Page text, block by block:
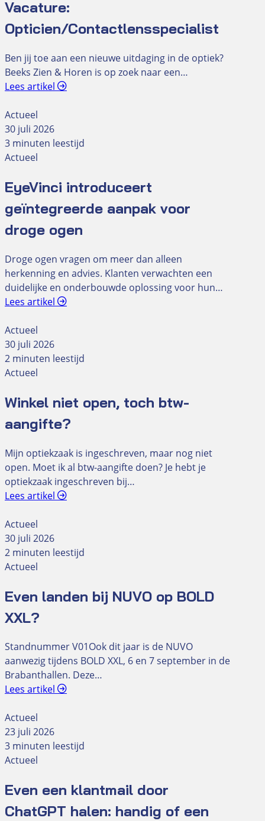
Vacature:
Opticien/Contactlensspecialist
Ben jij toe aan een nieuwe uitdaging in de optiek?
Beeks Zien & Horen is op zoek naar een…
Lees artikel
Actueel
30 juli 2026
3 minuten leestijd
Actueel
EyeVinci introduceert
geïntegreerde aanpak voor
droge ogen
Droge ogen vragen om meer dan alleen
herkenning en advies. Klanten verwachten een
duidelijke en onderbouwde oplossing voor hun…
Lees artikel
Actueel
30 juli 2026
2 minuten leestijd
Actueel
Winkel niet open, toch btw-
aangifte?
Mijn optiekzaak is ingeschreven, maar nog niet
open. Moet ik al btw-aangifte doen? Je hebt je
optiekzaak ingeschreven bij…
Lees artikel
Actueel
30 juli 2026
2 minuten leestijd
Actueel
Even landen bij NUVO op BOLD
XXL?
Standnummer V01Ook dit jaar is de NUVO
aanwezig tijdens BOLD XXL, 6 en 7 september in de
Brabanthallen. Deze…
Lees artikel
Actueel
23 juli 2026
3 minuten leestijd
Actueel
Even een klantmail door
ChatGPT halen: handig of een